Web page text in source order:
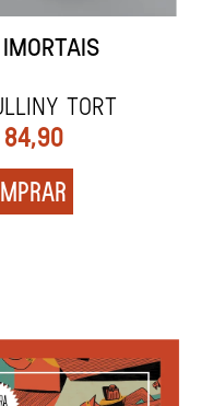
PARA
Acioli
74,90